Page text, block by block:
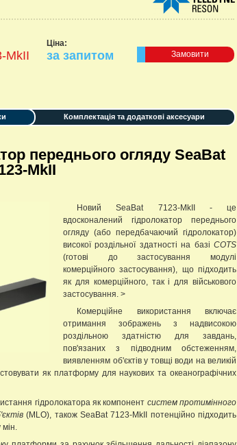
MkII
Ціна:
за запитом Замовити
Комплектація та додаткові аксесуари
переднього огляду SeaBat
MkII
Новий SeaBat 7123-MkII - це
вдосконалений гідролокатор переднього
огляду (або передбачаючий гідролокатор)
високої роздільної здатності на базі COTS
(готові до застосування модулі
комерційного застосування), що підходить
як для комерційного, так і для військового
застосування. >
Комерційне використання включає
отримання зображень з надвисокою
роздільною здатністю для завдань,
пов'язаних з підводним обстеженням,
виявленням об'єктів у товщі води на великій
як платформу для наукових та океанографічних
гідролокатора як компонент систем протимінного
(MLO), також SeaBat 7123-MkII потенційно підходить